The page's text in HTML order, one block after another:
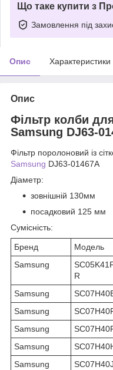
Що таке купити з
Замовлення під
Опис Характеристики
Опис
Фільтр колби
Samsung DJ63-
Фільтр поролоновий із
Samsung DJ63-01467A
Діаметр:
зовнішній 130мм
посадковий 125 мм
Сумісність:
Бренд Модель
Samsung
R
Samsung
Samsung
Samsung
Samsung
Samsung